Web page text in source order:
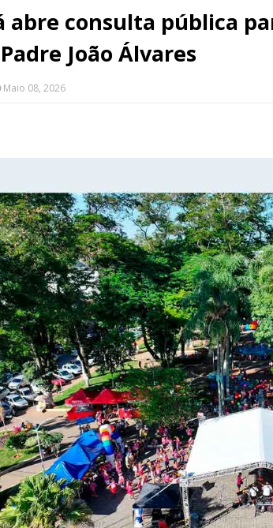
abre consulta pública
João Álvares
Maio 08, 2026